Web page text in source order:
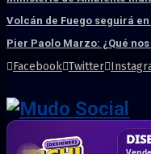
Volcán de Fuego seguirá
Pier Paolo Marzo: ¿Qué
Facebook Twitter